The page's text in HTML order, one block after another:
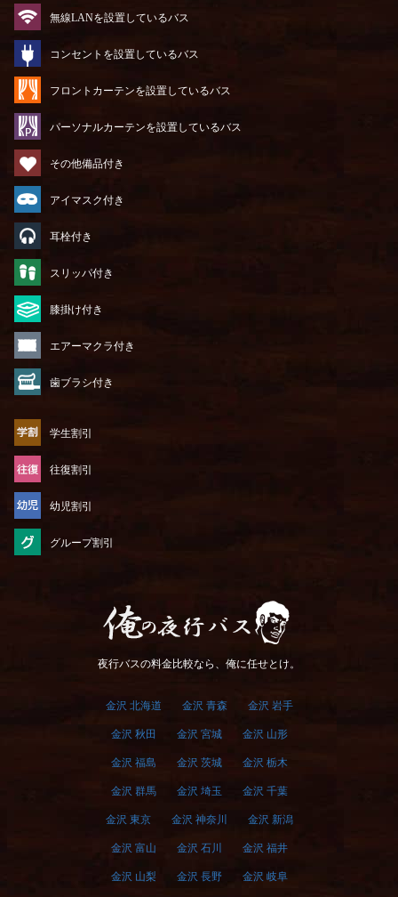
無線LANを設置しているバス
コンセントを設置しているバス
フロントカーテンを設置しているバス
パーソナルカーテンを設置しているバス
その他備品付き
アイマスク付き
耳栓付き
スリッパ付き
膝掛け付き
エアーマクラ付き
歯ブラシ付き
学生割引
往復割引
幼児割引
グループ割引
俺の夜行バス
夜行バスの料金比較なら、俺に任せとけ。
金沢 北海道 金沢 青森 金沢 岩手
金沢 秋田 金沢 宮城 金沢 山形
金沢 福島 金沢 茨城 金沢 栃木
金沢 群馬 金沢 埼玉 金沢 千葉
金沢 東京 金沢 神奈川 金沢 新潟
金沢 富山 金沢 石川 金沢 福井
金沢 山梨 金沢 長野 金沢 岐阜